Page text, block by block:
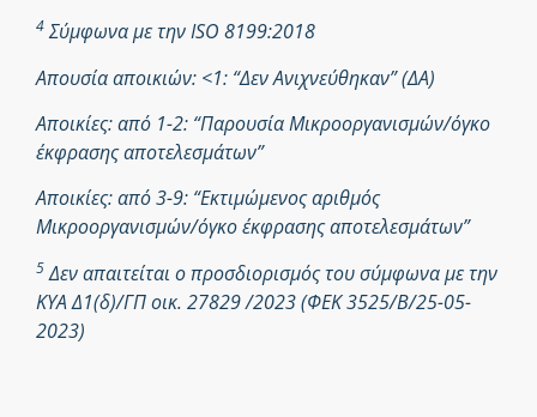
4Σύμφωνα με την ISO 8199:2018
Απουσία αποικιών: <1: “Δεν Ανιχνεύθηκαν” (ΔΑ)
Αποικίες: από 1-2: “Παρουσία Μικροοργανισμών/όγκο
έκφρασης αποτελεσμάτων”
Αποικίες: από 3-9: “Εκτιμώμενος αριθμός
Μικροοργανισμών/όγκο έκφρασης αποτελεσμάτων”
5Δεν απαιτείται ο προσδιορισμός του σύμφωνα με την
ΚΥΑ Δ1(δ)/ΓΠ οικ. 27829 /2023 (ΦΕΚ 3525/Β/25-05-
2023)